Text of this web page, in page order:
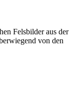
Felsbilder aus der
von den